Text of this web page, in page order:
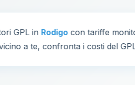
GPL in Rodigo con tariffe
a te, confronta i costi del